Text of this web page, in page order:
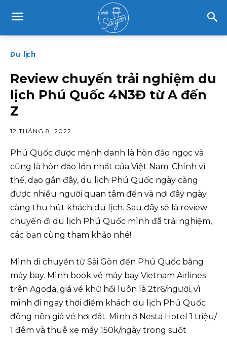
Du lịch
Review chuyến trải nghiệm du
lịch Phú Quốc 4N3Đ từ A đến
Z
12 THÁNG 8, 2022
Phú Quốc được mệnh danh là hòn đảo ngọc và
cũng là hòn đảo lớn nhất của Việt Nam. Chính vì
thế, dạo gần đây, du lịch Phú Quốc ngày càng
được nhiều người quan tâm đến và nơi đây ngày
càng thu hút khách du lịch. Sau đây sẽ là review
chuyến đi du lịch Phú Quốc mình đã trải nghiệm,
các bạn cùng tham khảo nhé!
Mình di chuyển từ Sài Gòn đến Phú Quốc bằng
máy bay. Mình book vé máy bay Vietnam Airlines
trên Agoda, giá vé khứ hồi luôn là 2tr6/người, vì
mình đi ngay thời điểm khách du lịch Phú Quốc
đông nên giá vé hơi đắt. Mình ở Nesta Hotel 1 triệu/
1 đêm và thuê xe máy 150k/ngày trong suốt